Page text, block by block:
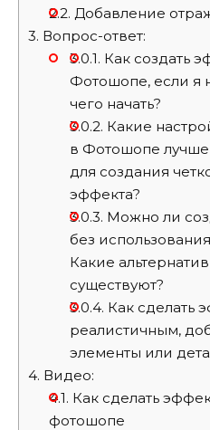
2.2. Добавление
3. Вопрос-ответ:
3.0.1. Как создать
Фотошопе, если я
чего начать?
3.0.2. Какие
в Фотошопе лучше
для создания
эффекта?
3.0.3. Можно ли
без
Какие
существуют?
3.0.4. Как сделать
реалистичным,
элементы или
4. Видео:
4.1. Как сделать
фотошопе